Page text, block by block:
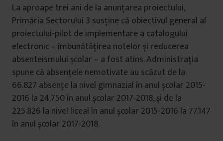
La aproape trei ani de la anunțarea proiectului,
Primăria Sectorului 3 susține că obiectivul general al
proiectului-pilot de implementare a catalogului
electronic – îmbunătățirea notelor și reducerea
absenteismului școlar – a fost atins. Administrația
spune că absențele nemotivate au scăzut de la
66.827 absențe la nivel gimnazial în anul școlar 2015-
2016 la 24.750 în anul școlar 2017-2018, și de la
225.826 la nivel liceal în anul școlar 2015-2016 la 77.147
în anul școlar 2017-2018.